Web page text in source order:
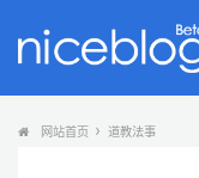
网站首页 道教法事